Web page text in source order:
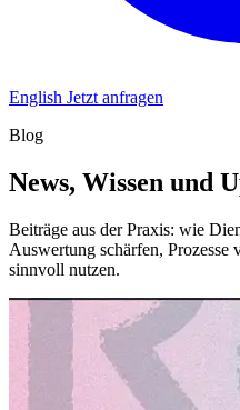
English Jetzt anfragen
Blog
News, Wissen und
Beiträge aus der Praxis: wie
Auswertung schärfen, Prozesse
sinnvoll nutzen.